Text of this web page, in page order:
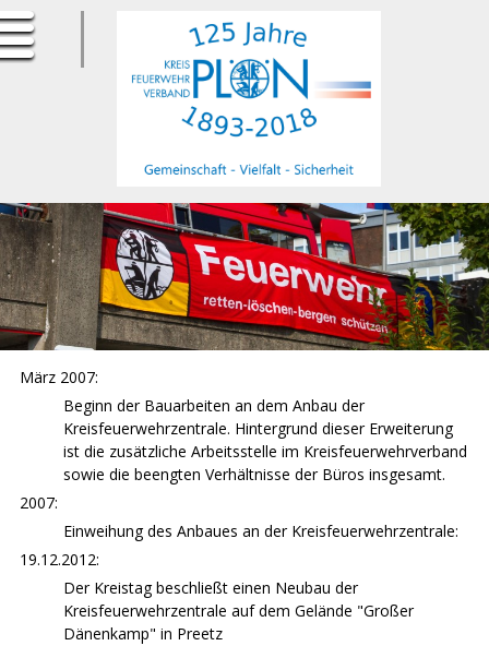
ErfurtApotheke.com
März 2007:
Beginn der Bauarbeiten an dem Anbau der
Kreisfeuerwehrzentrale. Hintergrund dieser Erweiterung
ist die zusätzliche Arbeitsstelle im Kreisfeuerwehrverband
sowie die beengten Verhältnisse der Büros insgesamt.
2007:
Einweihung des Anbaues an der Kreisfeuerwehrzentrale:
19.12.2012:
Der Kreistag beschließt einen Neubau der
Kreisfeuerwehrzentrale auf dem Gelände "Großer
Dänenkamp" in Preetz